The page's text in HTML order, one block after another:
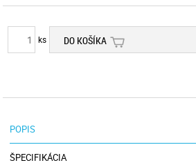
ks DO KOŠÍKA
POPIS
ŠPECIFIKÁCIA